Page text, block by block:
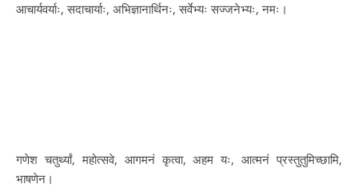
आचार्यवर्याः, सदाचार्याः, अभिज्ञानार्थिनः, सर्वेभ्यः सज्जनेभ्यः, नमः।
गणेश चतुर्थ्यां, महोत्सवे, आगमनं कृत्वा, अहम यः, आत्मनं प्रस्तुतुमिच्छामि,
भाषणेन।